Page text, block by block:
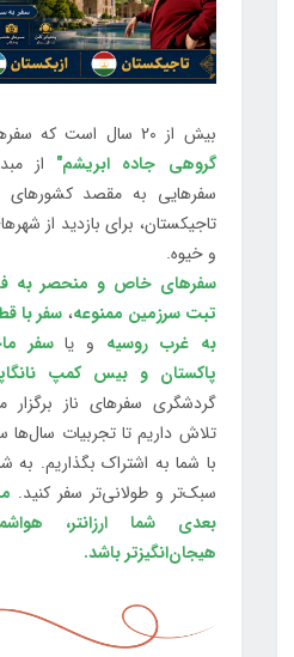
بیش از 20 سال است که سفرهایی با عنوان
گروهی جاده ابریشم" از
سفرهایی به مقصد کشورهای
تاجیکستان، برای بازدید از
و خیوه.
سفرهای خاص و منحصر به
تبت سرزمین ممنوعه، سفر با
به غرب روسیه و یاسفر
پاکستان و بیس کمپ
گردشگری سفرهای ناز
تلاش داریم تا تجربیات
با شما به اشتراک بگذاریم. به
سبک‌تر و طولانی‌تر سفر کنید.
هیجان‌انگیزتر باشد.